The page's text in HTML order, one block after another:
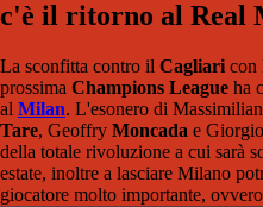
c'è il ritorno al Real
La sconfitta contro il Cagliari con
prossima Champions League ha
al Milan. L'esonero di
Tare, Geoffry Moncada e Giorgio
della totale rivoluzione a cui sarà
estate, inoltre a lasciare Milano
giocatore molto importante,